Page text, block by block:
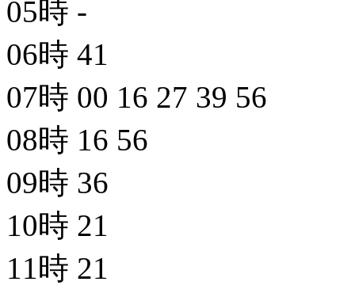
05時 -
06時 41
07時 00 16 27 39 56
08時 16 56
09時 36
10時 21
11時 21